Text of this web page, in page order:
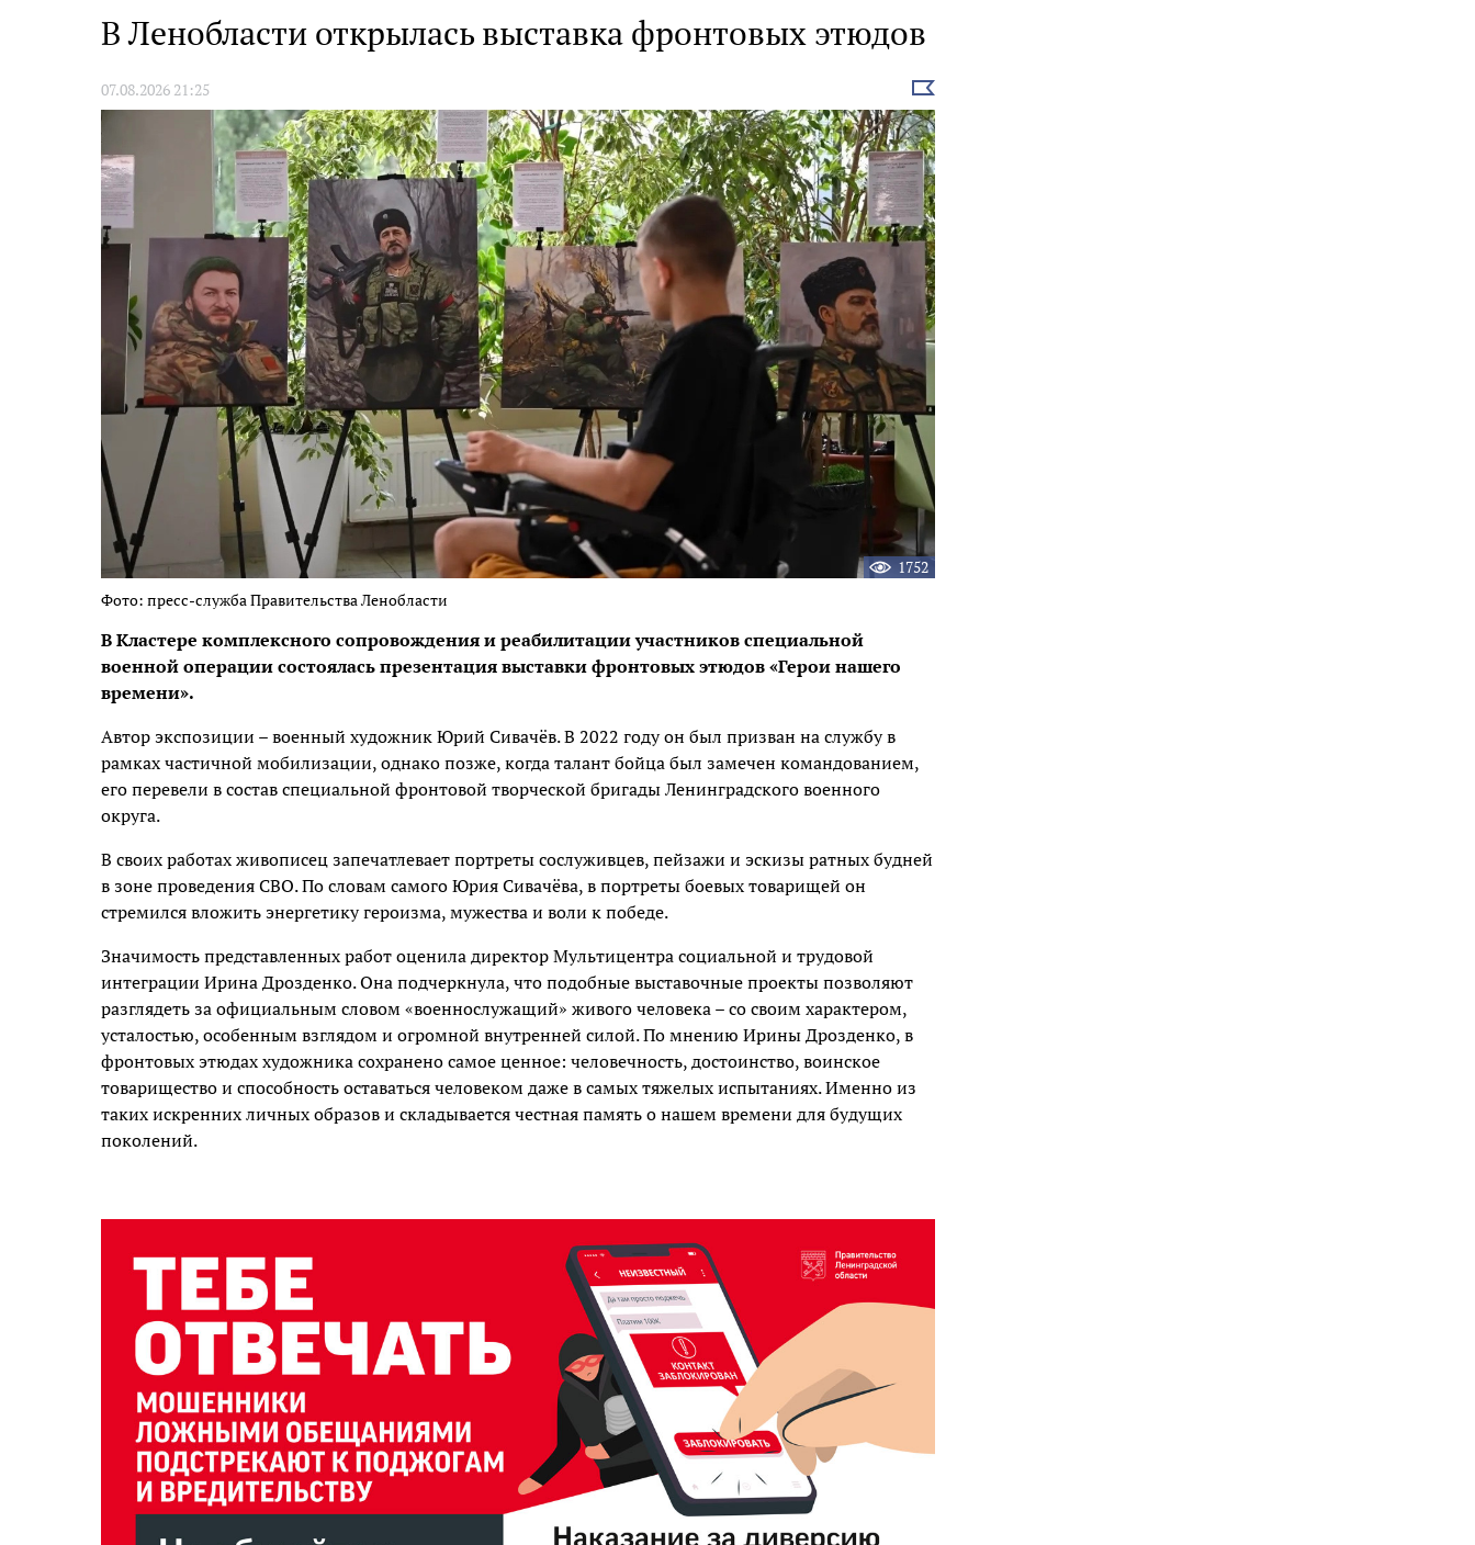
В Ленобласти открылась выставка фронтовых этюдов
07.08.2026 21:25
Выбрать
новость
1752
Фото: пресс-служба Правительства Ленобласти
В Кластере комплексного сопровождения и реабилитации участников специальной
военной операции состоялась презентация выставки фронтовых этюдов «Герои нашего
времени».
Автор экспозиции – военный художник Юрий Сивачёв. В 2022 году он был призван на службу в
рамках частичной мобилизации, однако позже, когда талант бойца был замечен командованием,
его перевели в состав специальной фронтовой творческой бригады Ленинградского военного
округа.
В своих работах живописец запечатлевает портреты сослуживцев, пейзажи и эскизы ратных будней
в зоне проведения СВО. По словам самого Юрия Сивачёва, в портреты боевых товарищей он
стремился вложить энергетику героизма, мужества и воли к победе.
Значимость представленных работ оценила директор Мультицентра социальной и трудовой
интеграции Ирина Дрозденко. Она подчеркнула, что подобные выставочные проекты позволяют
разглядеть за официальным словом «военнослужащий» живого человека – со своим характером,
усталостью, особенным взглядом и огромной внутренней силой. По мнению Ирины Дрозденко, в
фронтовых этюдах художника сохранено самое ценное: человечность, достоинство, воинское
товарищество и способность оставаться человеком даже в самых тяжелых испытаниях. Именно из
таких искренних личных образов и складывается честная память о нашем времени для будущих
поколений.